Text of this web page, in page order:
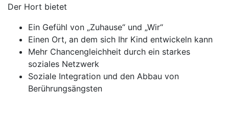
Der Hort bietet
Ein Gefühl von „Zuhause“ und „Wir“
Einen Ort, an dem sich Ihr Kind entwickeln kann
Mehr Chancengleichheit durch ein starkes
soziales Netzwerk
Soziale Integration und den Abbau von
Berührungsängsten